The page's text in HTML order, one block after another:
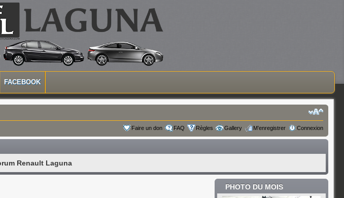
FACEBOOK
Faire un don FAQ Règles Gallery M’enregistrer Connexion
Renault Laguna
PHOTO DU MOIS